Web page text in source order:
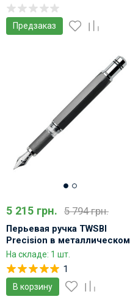
Предзаказ
5 215 грн. 5 794 грн.
Перьевая ручка TWSBI
Precision в металлическом
корпусе
На складе: 1 шт.
1
В корзину